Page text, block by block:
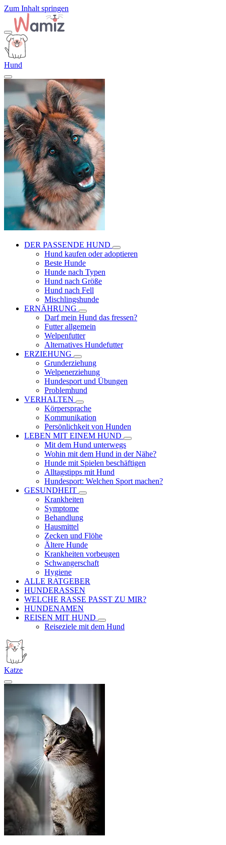
Zum Inhalt springen
Hund
DER PASSENDE HUND
Hund kaufen oder adoptieren
Beste Hunde
Hunde nach Typen
Hund nach Größe
Hund nach Fell
Mischlingshunde
ERNÄHRUNG
Darf mein Hund das fressen?
Futter allgemein
Welpenfutter
Alternatives Hundefutter
ERZIEHUNG
Grunderziehung
Welpenerziehung
Hundesport und Übungen
Problemhund
VERHALTEN
Körpersprache
Kommunikation
Persönlichkeit von Hunden
LEBEN MIT EINEM HUND
Mit dem Hund unterwegs
Wohin mit dem Hund in der Nähe?
Hunde mit Spielen beschäftigen
Alltagstipps mit Hund
Hundesport: Welchen Sport machen?
GESUNDHEIT
Krankheiten
Symptome
Behandlung
Hausmittel
Zecken und Flöhe
Ältere Hunde
Krankheiten vorbeugen
Schwangerschaft
Hygiene
ALLE RATGEBER
HUNDERASSEN
WELCHE RASSE PASST ZU MIR?
HUNDENAMEN
REISEN MIT HUND
Reiseziele mit dem Hund
Katze